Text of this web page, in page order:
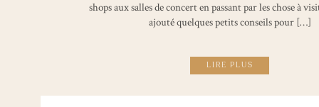
LIRE PLUS
shops aux salles de concert en passant par les chose à
ajouté quelques petits conseils pour […]